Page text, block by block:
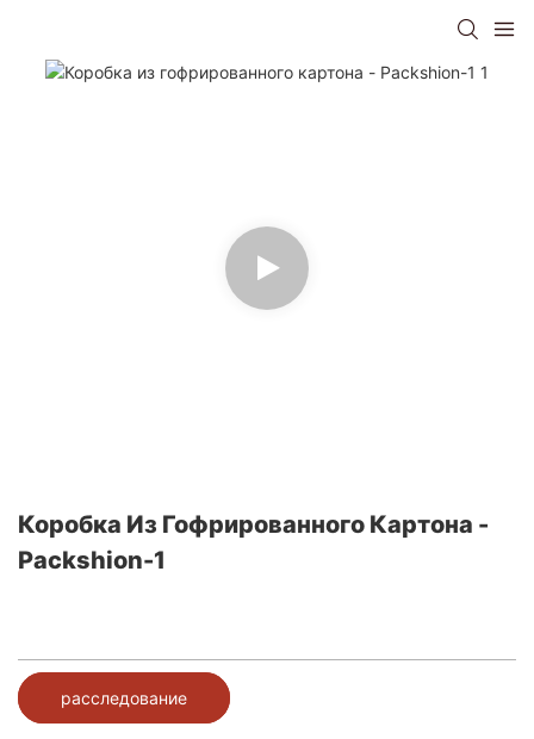
Коробка Из Гофрированного Картона -
Packshion-1
расследование